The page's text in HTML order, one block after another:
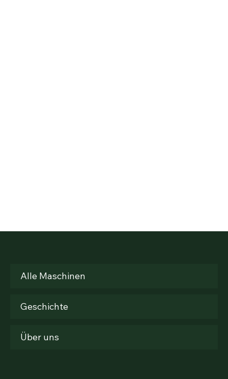
Alle Maschinen
Geschichte
Über uns